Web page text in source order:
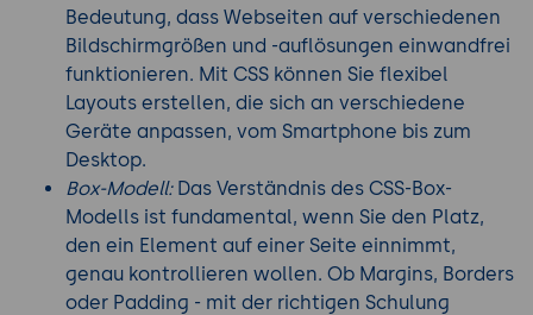
Bedeutung, dass Webseiten auf verschiedenen
Bildschirmgrößen und -auflösungen einwandfrei
funktionieren. Mit CSS können Sie flexibel
Layouts erstellen, die sich an verschiedene
Geräte anpassen, vom Smartphone bis zum
Desktop.
Box-Modell:Das Verständnis des CSS-Box-
Modells ist fundamental, wenn Sie den Platz,
den ein Element auf einer Seite einnimmt,
genau kontrollieren wollen. Ob Margins, Borders
oder Padding - mit der richtigen Schulung